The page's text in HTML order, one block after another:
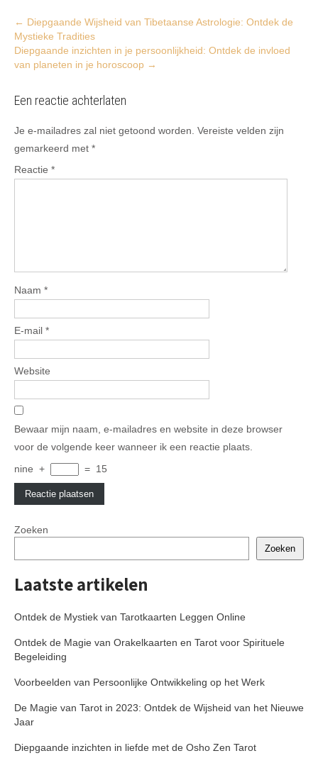
Post
navigation
← Diepgaande Wijsheid van Tibetaanse Astrologie: Ontdek de
Mystieke Tradities
Diepgaande inzichten in je persoonlijkheid: Ontdek de invloed
van planeten in je horoscoop →
Een reactie achterlaten
Je e-mailadres zal niet getoond worden. Vereiste velden zijn
gemarkeerd met *
Reactie *
Naam *
E-mail *
Website
Bewaar mijn naam, e-mailadres en website in deze browser
voor de volgende keer wanneer ik een reactie plaats.
nine + = 15
Zoeken
Zoeken
Laatste artikelen
Ontdek de Mystiek van Tarotkaarten Leggen Online
Ontdek de Magie van Orakelkaarten en Tarot voor Spirituele
Begeleiding
Voorbeelden van Persoonlijke Ontwikkeling op het Werk
De Magie van Tarot in 2023: Ontdek de Wijsheid van het Nieuwe
Jaar
Diepgaande inzichten in liefde met de Osho Zen Tarot